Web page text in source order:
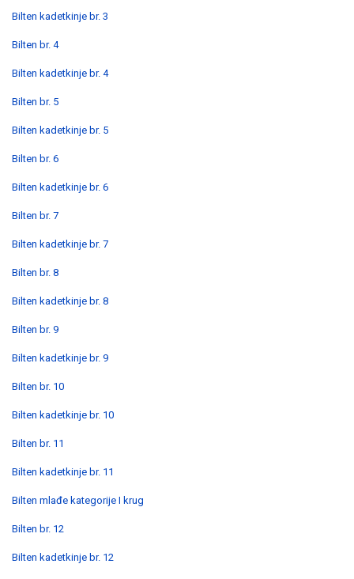
Bilten kadetkinje br. 3
Bilten br. 4
Bilten kadetkinje br. 4
Bilten br. 5
Bilten kadetkinje br. 5
Bilten br. 6
Bilten kadetkinje br. 6
Bilten br. 7
Bilten kadetkinje br. 7
Bilten br. 8
Bilten kadetkinje br. 8
Bilten br. 9
Bilten kadetkinje br. 9
Bilten br. 10
Bilten kadetkinje br. 10
Bilten br. 11
Bilten kadetkinje br. 11
Bilten mlađe kategorije I krug
Bilten br. 12
Bilten kadetkinje br. 12